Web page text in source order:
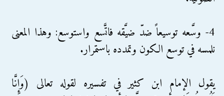
4- وسَّعه توسيعاً ضدّ ضيَّقه فاتَّسع واستوسع: وهذا المعنى
نلمسه في توسع الكون وتمدده باستمرار.
يقول الإمام ابن كثير في تفسيره لقوله تعالى (وَإِنَّا